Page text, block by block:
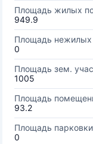
Площадь жилых
949.9
Площадь
0
Площадь зем.
1005
Площадь
93.2
Площадь
0